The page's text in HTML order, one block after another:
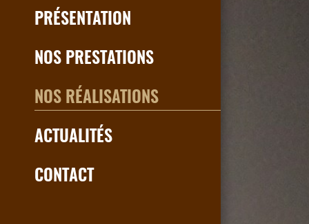
PRÉSENTATION
NOS PRESTATIONS
NOS RÉALISATIONS
ACTUALITÉS
CONTACT